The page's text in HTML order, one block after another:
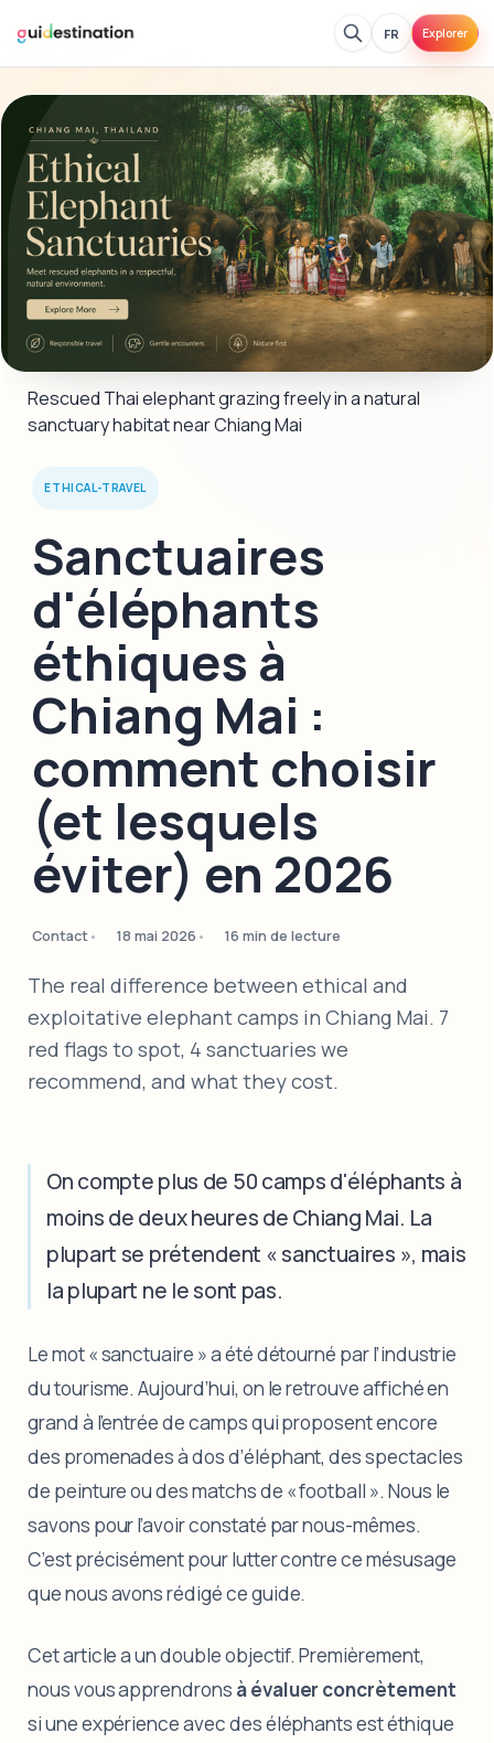
FR Explorer
Rescued Thai elephant grazing freely in a natural
sanctuary habitat near Chiang Mai
ETHICAL-TRAVEL
Sanctuaires
d'éléphants
éthiques à
Chiang Mai :
comment choisir
(et lesquels
éviter) en 2026
Contact 18 mai 2026 16 min de lecture
The real difference between ethical and
exploitative elephant camps in Chiang Mai. 7
red flags to spot, 4 sanctuaries we
recommend, and what they cost.
On compte plus de 50 camps d'éléphants à
moins de deux heures de Chiang Mai. La
plupart se prétendent « sanctuaires », mais
la plupart ne le sont pas.
Le mot « sanctuaire » a été détourné par l’industrie
du tourisme. Aujourd’hui, on le retrouve affiché en
grand à l’entrée de camps qui proposent encore
des promenades à dos d’éléphant, des spectacles
de peinture ou des matchs de « football ». Nous le
savons pour l’avoir constaté par nous-mêmes.
C’est précisément pour lutter contre ce mésusage
que nous avons rédigé ce guide.
Cet article a un double objectif. Premièrement,
nous vous apprendrons à évaluer concrètement
si une expérience avec des éléphants est éthique